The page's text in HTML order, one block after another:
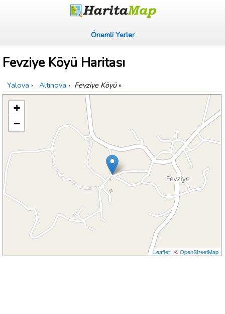
Önemli Yerler
Fevziye Köyü Haritası
Yalova › Altınova › Fevziye Köyü»
+
−
Leaflet| ©OpenStreetMap